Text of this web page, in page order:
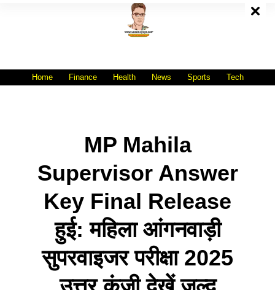
Home Finance Health News Sports Tech
MP Mahila
Supervisor Answer
Key Final Release
हुई: महिला आंगनवाड़ी
सुपरवाइजर परीक्षा 2025